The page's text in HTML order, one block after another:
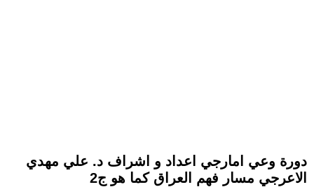
دورة وعي امارجي اعداد و اشراف د. علي مهدي
الاعرجي مسار فهم العراق كما هو ج2